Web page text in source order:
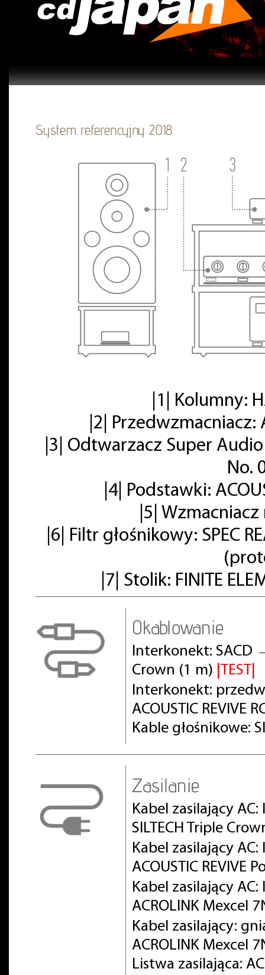
System referencyjny 2018
|1| Kolumny:
|2| Przedwzmacniacz:
|3| Odtwarzacz Super
No.
|4| Podstawki:
|5|
|6| Filtr głośnikowy: SPEC
|7| Stolik: FINITE
Okablowanie
Interkonekt: SACD
Crown (1 m)
|TEST|
Interkonekt:
ACOUSTIC REVIVE
Kable głośnikowe:
Zasilanie
Kabel zasilający
SILTECH Triple
Kabel zasilający
ACOUSTIC REVIVE
Kabel zasilający
ACROLINK Mexcel
Kabel zasilający:
ACROLINK Mexcel
Listwa zasilająca: